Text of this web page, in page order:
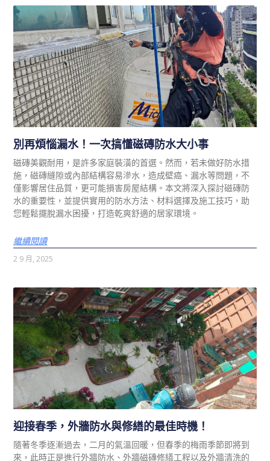
別再煩惱漏水！一次搞懂磁磚防水大小事
磁磚美觀耐用，是許多家庭裝潢的首選。然而，若未做好防水措
施，磁磚縫隙或內部結構容易滲水，造成壁癌、漏水等問題，不
僅影響居住品質，更可能損害房屋結構。本文將深入探討磁磚防
水的重要性，並提供實用的防水方法、材料選擇及施工技巧，助
您輕鬆擺脫漏水困擾，打造乾爽舒適的居家環境。
繼續閱讀
2 9 月, 2025
迎接春季，外牆防水與修繕的最佳時機！
隨著冬季逐漸過去，二月的氣溫回暖，但春季的梅雨季節即將到
來，此時正是進行外牆防水、外牆磁磚修繕工程以及外牆清洗的